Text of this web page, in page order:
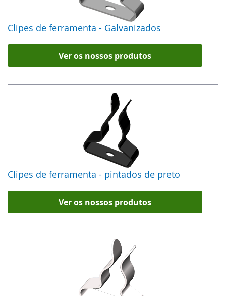
Clipes de ferramenta - Galvanizados
Ver os nossos produtos
Clipes de ferramenta - pintados de preto
Ver os nossos produtos